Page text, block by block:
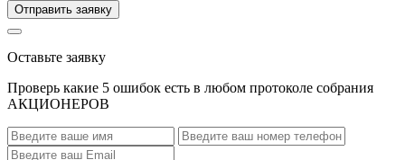
Отправить заявку
Оставьте заявку
Проверь какие 5 ошибок есть в любом протоколе собрания
АКЦИОНЕРОВ